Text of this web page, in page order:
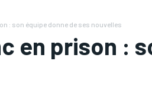
: son équipe donne de ses nouvelles
en prison :